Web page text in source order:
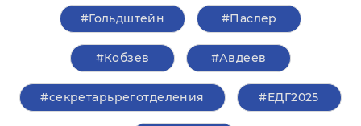
#Гольдштейн #Паслер
#Кобзев #Авдеев
#секретарьреготделения #ЕДГ2025